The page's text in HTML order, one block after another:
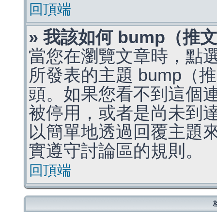
回頂端
» 我該如何 bump（推
當您在瀏覽文章時，點
所發表的主題 bump（
頭。如果您看不到這個
被停用，或者是尚未到
以簡單地透過回覆主題
實遵守討論區的規則。
回頂端